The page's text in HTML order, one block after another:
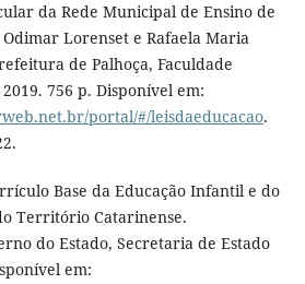
da Rede Municipal de Ensino de
Lorenset e Rafaela Maria
de Palhoça, Faculdade
756 p. Disponível em:
portal/#/leisdaeducacao.
Base da Educação Infantil e do
Território Catarinense.
do Estado, Secretaria de Estado
em: